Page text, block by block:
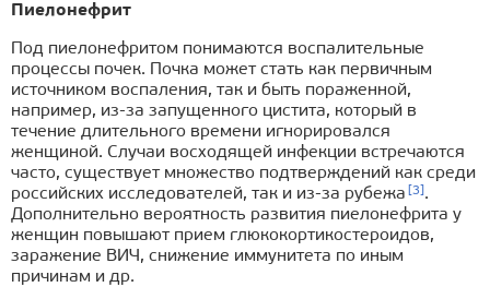
Пиелонефрит
Под пиелонефритом понимаются воспалительные
процессы почек. Почка может стать как первичным
источником воспаления, так и быть пораженной,
например, из-за запущенного цистита, который в
течение длительного времени игнорировался
женщиной. Случаи восходящей инфекции встречаются
часто, существует множество подтверждений как среди
российских исследователей, так и из-за рубежа [3] .
Дополнительно вероятность развития пиелонефрита у
женщин повышают прием глюкокортикостероидов,
заражение ВИЧ, снижение иммунитета по иным
причинам и др.